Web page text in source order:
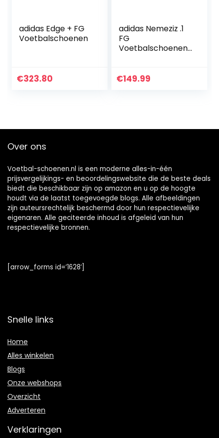
adidas Edge + FG
Voetbalschoenen
€323.80
adidas Nemeziz .1
FG
Voetbalschoenen
€149.99
Over ons
Voetbal-schoenen.nl is een moderne alles-in-één
prijsvergelijkings- en beoordelingswebsite die de beste deals
biedt die beschikbaar zijn op amazon en u op de hoogte
houdt via de laatst toegevoegde blogs. Alle afbeeldingen
zijn auteursrechtelijk beschermd door hun respectievelijke
eigenaren. Alle geciteerde inhoud is afgeleid van hun
respectievelijke bronnen.
[arrow_forms id=’1628′]
Snelle links
Home
Alles winkelen
Blogs
Onze webshops
Overzicht
Adverteren
Verklaringen